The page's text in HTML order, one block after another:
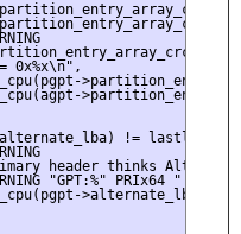
0x%x\n",
!= lastlba) {
header thinks Alt.
"GPT:%" PRIx64 " != %"
>alternate_lba),